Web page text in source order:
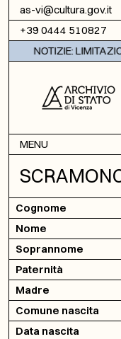
Vai al contenuto
as-vi@cultura.gov.it
+39 0444 510827
NOTIZIE:
MENU
Cognome
Nome
Soprannome
Paternità
Madre
Comune nascita
Data nascita